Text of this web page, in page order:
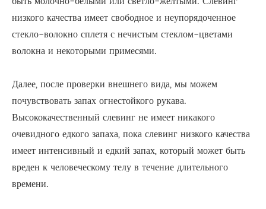
низкого качества имеет свободное и неупорядоченное
стекло-волокно сплетя с нечистым стеклом-цветами
волокна и некоторыми примесями.
Далее, после проверки внешнего вида, мы можем
почувствовать запах огнестойкого рукава.
Высококачественный слевинг не имеет никакого
очевидного едкого запаха, пока слевинг низкого качества
имеет интенсивный и едкий запах, который может быть
вреден к человеческому телу в течение длительного
времени.